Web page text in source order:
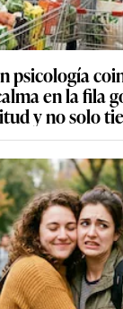
psicología
en la fila
y no solo